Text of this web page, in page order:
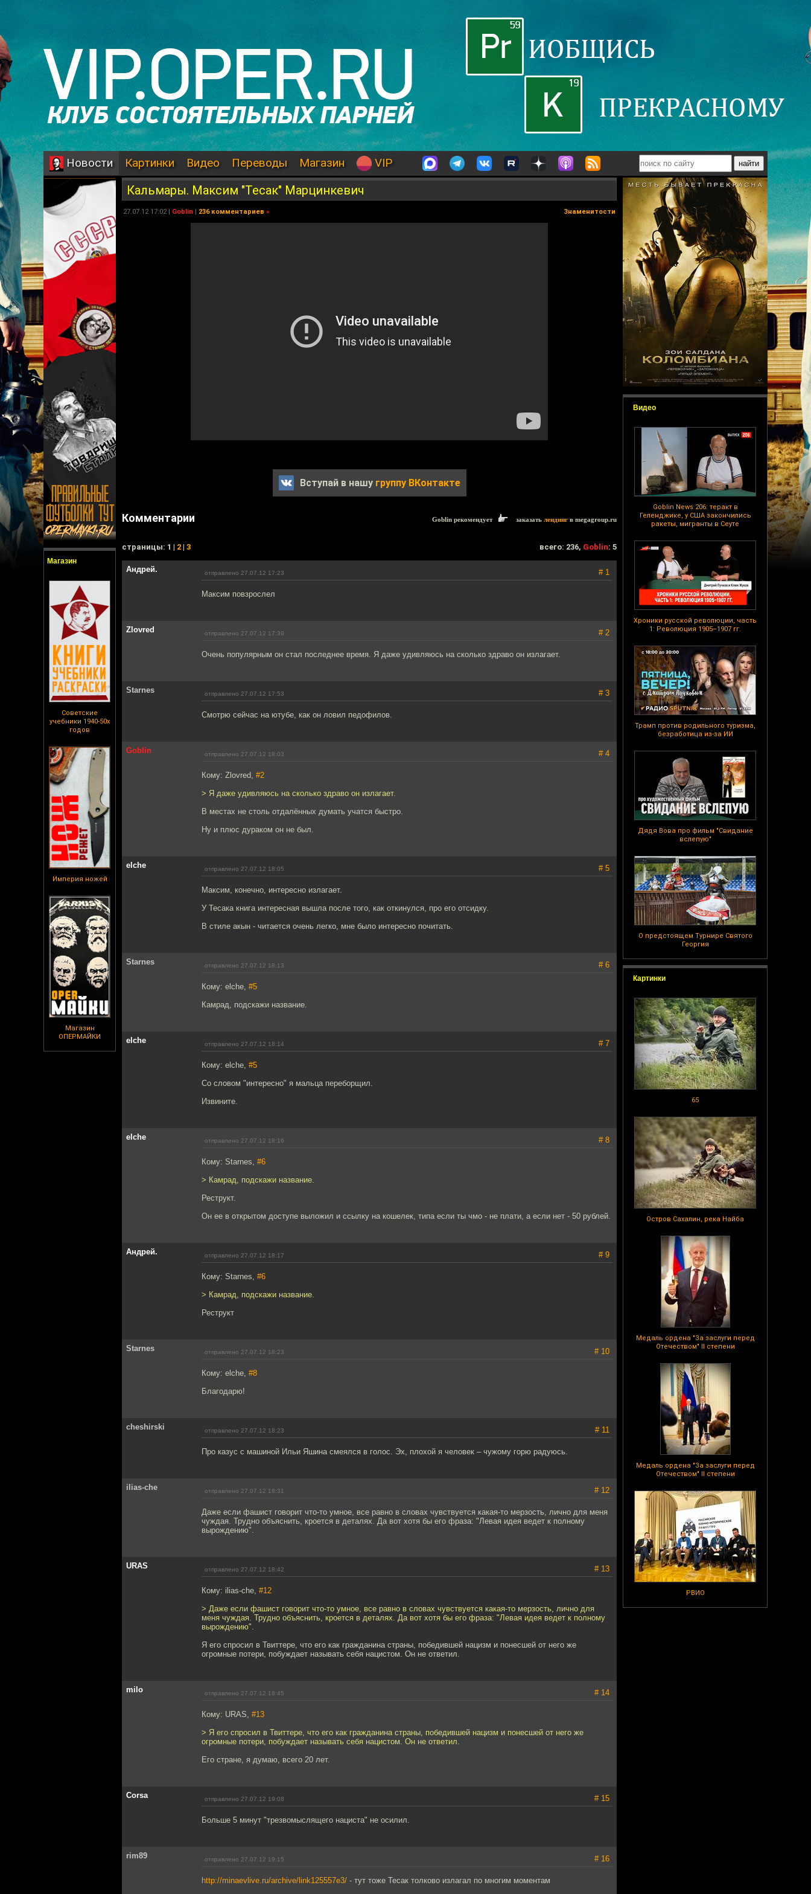
Новости Картинки Видео Переводы Магазин VIP
Магазин
Советские
учебники 1940-50х
годов
Империя ножей
Магазин
ОПЕРМАЙКИ
Видео
Goblin News 206: теракт в
Геленджике, у США закончились
ракеты, мигранты в Сеуте
Хроники русской революции, часть
1: Революция 1905–1907 гг.
Трамп против родильного туризма,
безработица из-за ИИ
Дядя Вова про фильм "Свидание
вслепую"
О предстоящем Турнире Святого
Георгия
Картинки
65
Остров Сахалин, река Найба
Медаль ордена "За заслуги перед
Отечеством" II степени
Медаль ордена "За заслуги перед
Отечеством" II степени
РВИО
Кальмары. Максим "Тесак" Марцинкевич
27.07.12 17:02 | Goblin | 236 комментариев » Знаменитости
Вступай в нашу группу ВКонтакте
Комментарии Goblin рекомендует заказать лендинг в megagroup.ru
cтраницы: 1 | 2 | 3 всего: 236, Goblin: 5
Андрей. отправлено 27.07.12 17:23 # 1
Максим повзрослел
Zlovred отправлено 27.07.12 17:39 # 2
Очень популярным он стал последнее время. Я даже удивляюсь на сколько здраво он излагает.
Starnes отправлено 27.07.12 17:53 # 3
Смотрю сейчас на ютубе, как он ловил педофилов.
Goblin отправлено 27.07.12 18:03 # 4
Кому: Zlovred, #2
> Я даже удивляюсь на сколько здраво он излагает.
В местах не столь отдалённых думать учатся быстро.
Ну и плюс дураком он не был.
elche отправлено 27.07.12 18:05 # 5
Максим, конечно, интересно излагает.
У Тесака книга интересная вышла после того, как откинулся, про его отсидку.
В стиле акын - читается очень легко, мне было интересно почитать.
Starnes отправлено 27.07.12 18:13 # 6
Кому: elche, #5
Камрад, подскажи название.
elche отправлено 27.07.12 18:14 # 7
Кому: elche, #5
Со словом "интересно" я мальца переборщил.
Извините.
elche отправлено 27.07.12 18:16 # 8
Кому: Starnes, #6
> Камрад, подскажи название.
Реструкт.
Он ее в открытом доступе выложил и ссылку на кошелек, типа если ты чмо - не плати, а если нет - 50 рублей.
Андрей. отправлено 27.07.12 18:17 # 9
Кому: Starnes, #6
> Камрад, подскажи название.
Реструкт
Starnes отправлено 27.07.12 18:23 # 10
Кому: elche, #8
Благодарю!
cheshirski отправлено 27.07.12 18:23 # 11
Про казус с машиной Ильи Яшина смеялся в голос. Эх, плохой я человек – чужому горю радуюсь.
ilias-che отправлено 27.07.12 18:31 # 12
Даже если фашист говорит что-то умное, все равно в словах чувствуется какая-то мерзость, лично для меня
чуждая. Трудно объяснить, кроется в деталях. Да вот хотя бы его фраза: "Левая идея ведет к полному
вырождению".
URAS отправлено 27.07.12 18:42 # 13
Кому: ilias-che, #12
> Даже если фашист говорит что-то умное, все равно в словах чувствуется какая-то мерзость, лично для
меня чуждая. Трудно объяснить, кроется в деталях. Да вот хотя бы его фраза: "Левая идея ведет к полному
вырождению".
Я его спросил в Твиттере, что его как гражданина страны, победившей нацизм и понесшей от него же
огромные потери, побуждает называть себя нацистом. Он не ответил.
milo отправлено 27.07.12 18:45 # 14
Кому: URAS, #13
> Я его спросил в Твиттере, что его как гражданина страны, победившей нацизм и понесшей от него же
огромные потери, побуждает называть себя нацистом. Он не ответил.
Его стране, я думаю, всего 20 лет.
Corsa отправлено 27.07.12 19:08 # 15
Больше 5 минут "трезвомыслящего нациста" не осилил.
rim89 отправлено 27.07.12 19:15 # 16
http://minaevlive.ru/archive/link125557e3/ - тут тоже Тесак толково излагал по многим моментам